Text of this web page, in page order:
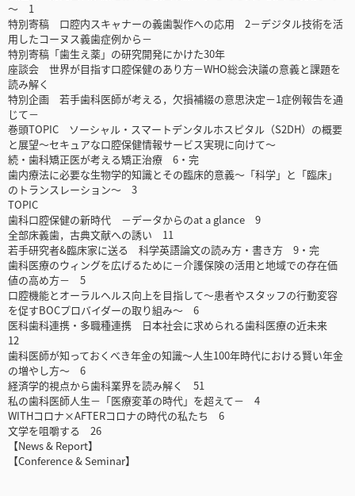
～ 1
特別寄稿 口腔内スキャナーの義歯製作への応用 2－デジタル技術を活
用したコーヌス義歯症例から－
特別寄稿「歯生え薬」の研究開発にかけた30年
座談会 世界が目指す口腔保健のあり方－WHO総会決議の意義と課題を
読み解く
特別企画 若手歯科医師が考える，欠損補綴の意思決定－1症例報告を通
じて－
巻頭TOPIC ソーシャル・スマートデンタルホスピタル（S2DH）の概要
と展望～セキュアな口腔保健情報サービス実現に向けて～
続・歯科矯正医が考える矯正治療 6・完
歯内療法に必要な生物学的知識とその臨床的意義～「科学」と「臨床」
のトランスレーション～ 3
TOPIC
歯科口腔保健の新時代 －データからのat a glance 9
全部床義歯，古典文献への誘い 11
若手研究者&臨床家に送る 科学英語論文の読み方・書き方 9・完
歯科医療のウィングを広げるために－介護保険の活用と地域での存在価
値の高め方－ 5
口腔機能とオーラルヘルス向上を目指して～患者やスタッフの行動変容
を促すBOCプロバイダーの取り組み～ 6
医科歯科連携・多職種連携 日本社会に求められる歯科医療の近未来
12
歯科医師が知っておくべき年金の知識～人生100年時代における賢い年金
の増やし方～ 6
経済学的視点から歯科業界を読み解く 51
私の歯科医師人生－「医療変革の時代」を超えて－ 4
WITHコロナ×AFTERコロナの時代の私たち 6
文学を咀嚼する 26
【News & Report】
【Conference & Seminar】